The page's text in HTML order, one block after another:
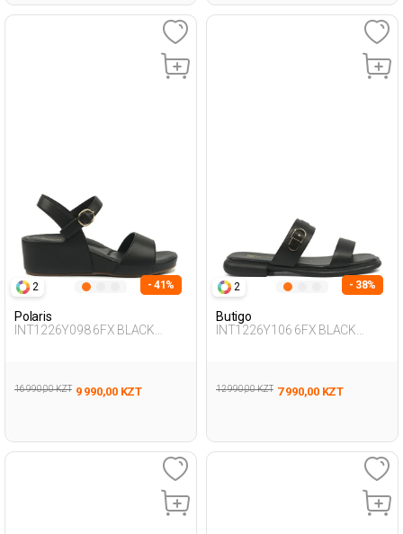
2 - 41%
Polaris
INT1226Y098 6FX BLACK
16 990,00 KZT 9 990,00 KZT
2 - 38%
Butigo
INT1226Y106 6FX BLACK
12 990,00 KZT 7 990,00 KZT